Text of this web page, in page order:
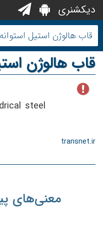
دیکشنری
قاب هالوژن
steel
transnet.ir
معنی‌های